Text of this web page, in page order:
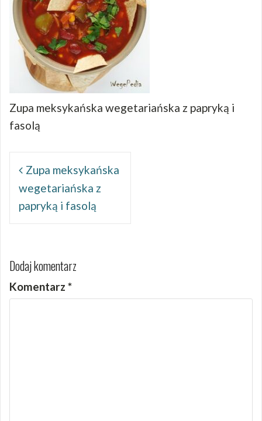
Zupa meksykańska wegetariańska z papryką i
fasolą
wpisuZupa meksykańska
wegetariańska z
papryką i fasolą
Dodaj komentarz
Komentarz *